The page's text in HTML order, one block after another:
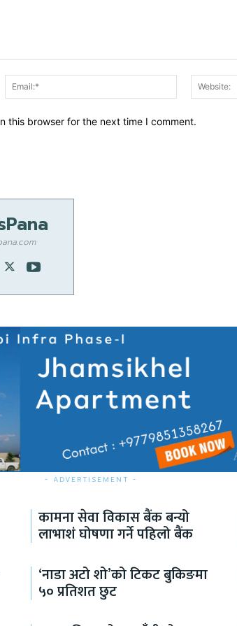
Email:*
this browser for the next time I comment.
- ADVERTISEMENT -
कामना सेवा विकास बैंक बन्यो
लाभाशं घोषणा गर्ने पहिलो बैंक
‘नाडा अटो शो’को टिकट बुकिङमा
५० प्रतिशत छुट